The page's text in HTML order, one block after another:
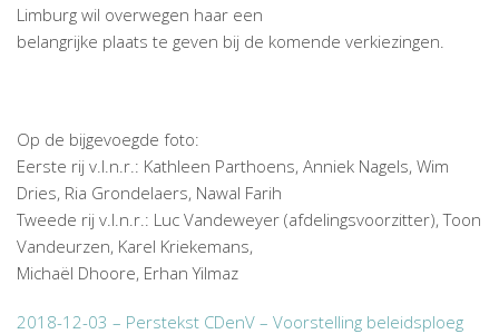
Limburg wil overwegen haar een
belangrijke plaats te geven bij de komende verkiezingen.
Op de bijgevoegde foto:
Eerste rij v.l.n.r.: Kathleen Parthoens, Anniek Nagels, Wim
Dries, Ria Grondelaers, Nawal Farih
Tweede rij v.l.n.r.: Luc Vandeweyer (afdelingsvoorzitter), Toon
Vandeurzen, Karel Kriekemans,
Michaël Dhoore, Erhan Yilmaz
2018-12-03 – Perstekst CDenV – Voorstelling beleidsploeg